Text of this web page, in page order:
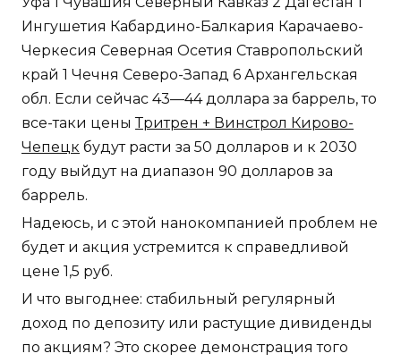
Ингушетия Кабардино-Балкария Карачаево-
Черкесия Северная Осетия Ставропольский
край 1 Чечня Северо-Запад 6 Архангельская
обл. Если сейчас 43—44 доллара за баррель, то
все-таки ценыТритрен + Винстрол Кирово-
Чепецк будут расти за 50 долларов и к 2030
году выйдут на диапазон 90 долларов за
баррель.
Надеюсь, и с этой нанокомпанией проблем не
будет и акция устремится к справедливой
цене 1,5 руб.
И что выгоднее: стабильный регулярный
доход по депозиту или растущие дивиденды
по акциям? Это скорее демонстрация того